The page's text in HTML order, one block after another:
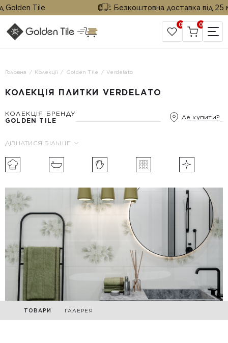
Tile Безкоштовна доставка від 25 м²
САЙТ КОМПАНІЇ
0 0
Головна Колекції Golden Tile Verdelato
КОЛЕКЦІЯ ПЛИТКИ VERDELATO
КОЛЕКЦІЯ БРЕНДУ
GOLDEN TILE
Де купити?
ДІЗНАТИСЯ БІЛЬШЕ
ТОВАРИ ГАЛЕРЕЯ